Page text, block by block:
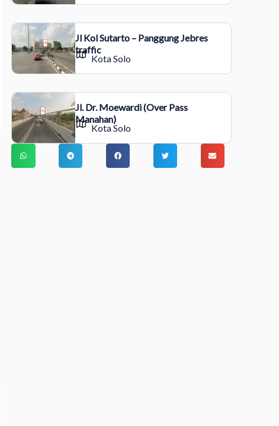
Jl Kol Sutarto – Panggung Jebres
traffic
Kota Solo
Jl. Dr. Moewardi (Over Pass
Manahan)
Kota Solo